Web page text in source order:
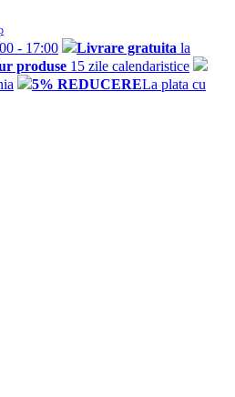
- 17:00 Livrare gratuita la
produse 15 zile calendaristice
5% REDUCERELa plata cu